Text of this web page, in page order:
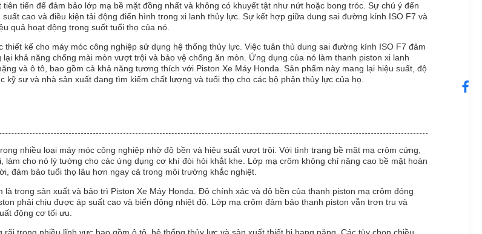
tiến để đảm bảo lớp mạ bề mặt đồng nhất và không có khuyết tật như nứt hoặc bong tróc. Sự chú ý đến
cao và điều kiện tải động điển hình trong xi lanh thủy lực. Sự kết hợp giữa dung sai đường kính ISO F7 và
quả hoạt động trong suốt tuổi thọ của nó.
kế cho máy móc công nghiệp sử dụng hệ thống thủy lực. Việc tuân thủ dung sai đường kính ISO F7 đảm
khả năng chống mài mòn vượt trội và bảo vệ chống ăn mòn. Ứng dụng của nó làm thanh piston xi lanh
và ô tô, bao gồm cả khả năng tương thích với Piston Xe Máy Honda. Sản phẩm này mang lại hiệu suất, độ
sư và nhà sản xuất đang tìm kiếm chất lượng và tuổi thọ cho các bộ phận thủy lực của họ.
nhiều loại máy móc công nghiệp nhờ độ bền và hiệu suất vượt trội. Với tình trạng bề mặt mạ crôm cứng,
cho nó lý tưởng cho các ứng dụng cơ khí đòi hỏi khắt khe. Lớp mạ crôm không chỉ nâng cao bề mặt hoàn
đảm bảo tuổi thọ lâu hơn ngay cả trong môi trường khắc nghiệt.
trong sản xuất và bảo trì Piston Xe Máy Honda. Độ chính xác và độ bền của thanh piston mạ crôm đóng
phải chịu được áp suất cao và biến động nhiệt độ. Lớp mạ crôm đảm bảo thanh piston vẫn trơn tru và
động cơ tối ưu.